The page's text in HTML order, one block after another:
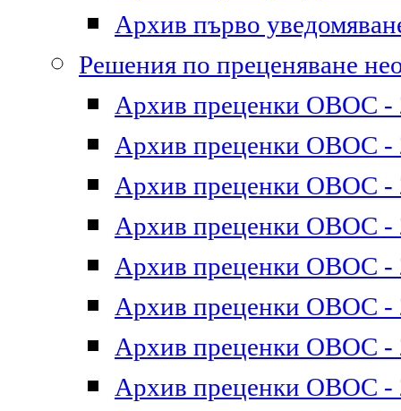
Архив първо
Решения по преценяване
Архив преценки ОВОС -
Архив преценки ОВОС -
Архив преценки ОВОС -
Архив преценки ОВОС -
Архив преценки ОВОС -
Архив преценки ОВОС -
Архив преценки ОВОС -
Архив преценки ОВОС -